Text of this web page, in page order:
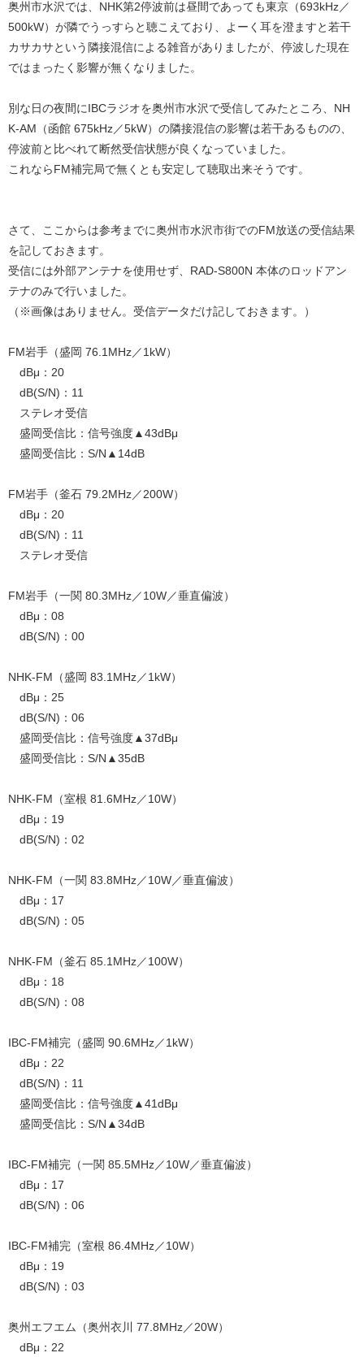
奥州市水沢では、NHK第2停波前は昼間であっても東京（693kHz／
500kW）が隣でうっすらと聴こえており、よーく耳を澄ますと若干
カサカサという隣接混信による雑音がありましたが、停波した現在
ではまったく影響が無くなりました。
別な日の夜間にIBCラジオを奥州市水沢で受信してみたところ、NH
K-AM（函館 675kHz／5kW）の隣接混信の影響は若干あるものの、
停波前と比べれて断然受信状態が良くなっていました。
これならFM補完局で無くとも安定して聴取出来そうです。
さて、ここからは参考までに奥州市水沢市街でのFM放送の受信結果
を記しておきます。
受信には外部アンテナを使用せず、RAD-S800N 本体のロッドアン
テナのみで行いました。
（※画像はありません。受信データだけ記しておきます。）
FM岩手（盛岡 76.1MHz／1kW）
dBμ：20
dB(S/N)：11
ステレオ受信
盛岡受信比：信号強度▲43dBμ
盛岡受信比：S/N▲14dB
FM岩手（釜石 79.2MHz／200W）
dBμ：20
dB(S/N)：11
ステレオ受信
FM岩手（一関 80.3MHz／10W／垂直偏波）
dBμ：08
dB(S/N)：00
NHK-FM（盛岡 83.1MHz／1kW）
dBμ：25
dB(S/N)：06
盛岡受信比：信号強度▲37dBμ
盛岡受信比：S/N▲35dB
NHK-FM（室根 81.6MHz／10W）
dBμ：19
dB(S/N)：02
NHK-FM（一関 83.8MHz／10W／垂直偏波）
dBμ：17
dB(S/N)：05
NHK-FM（釜石 85.1MHz／100W）
dBμ：18
dB(S/N)：08
IBC-FM補完（盛岡 90.6MHz／1kW）
dBμ：22
dB(S/N)：11
盛岡受信比：信号強度▲41dBμ
盛岡受信比：S/N▲34dB
IBC-FM補完（一関 85.5MHz／10W／垂直偏波）
dBμ：17
dB(S/N)：06
IBC-FM補完（室根 86.4MHz／10W）
dBμ：19
dB(S/N)：03
奥州エフエム（奥州衣川 77.8MHz／20W）
dBμ：22